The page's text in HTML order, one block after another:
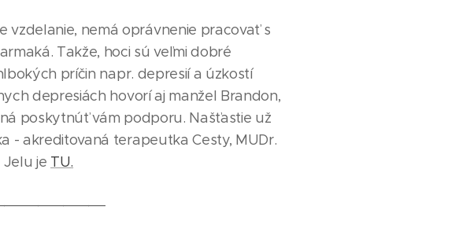
vzdelanie, nemá oprávnenie pracovať s
Takže, hoci sú veľmi dobré
príčin napr. depresií a úzkostí
depresiách hovorí aj manžel Brandon,
poskytnúť vám podporu. Našťastie už
- akreditovaná terapeutka Cesty, MUDr.
je TU.